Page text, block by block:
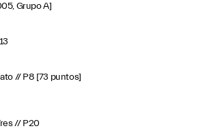
Grupo A]
// P8 [73 puntos]
// P20